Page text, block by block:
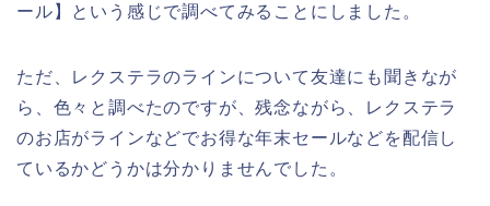
ール】という感じで調べてみることにしました。
ただ、レクステラのラインについて友達にも聞きなが
ら、色々と調べたのですが、残念ながら、レクステラ
のお店がラインなどでお得な年末セールなどを配信し
ているかどうかは分かりませんでした。